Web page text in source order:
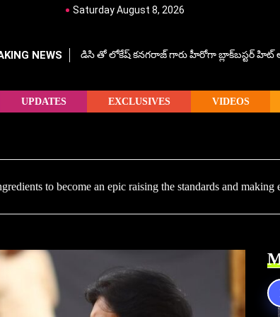
Saturday August 8, 2026
NEWS డిసి తో లోకేష్ కనగరాజ్ గారు హీరోగా బ్లాక్‌బస్టర్ హిట్
UPDATES EXCLUSIVES VIDEOS
to become an epic raising the standards and